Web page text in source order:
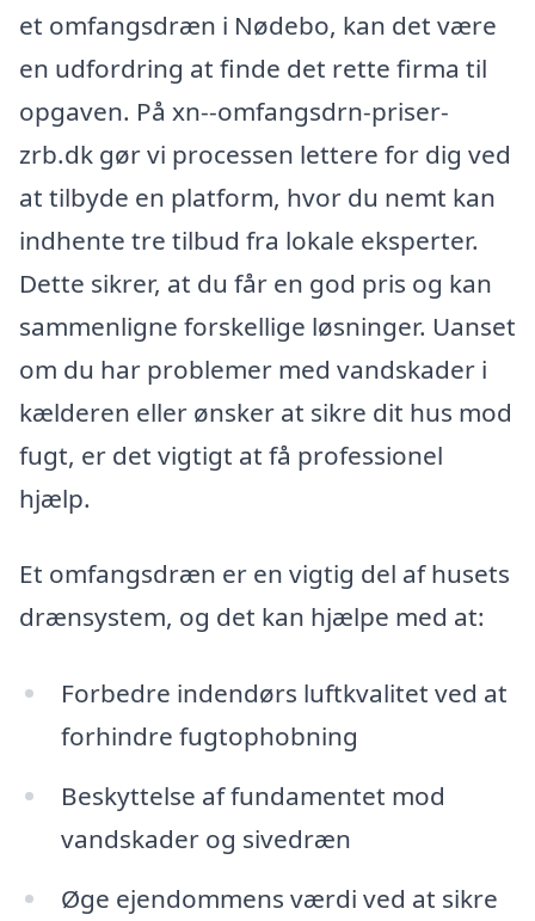
et omfangsdræn i Nødebo, kan det være
en udfordring at finde det rette firma til
opgaven. På xn--omfangsdrn-priser-
zrb.dk gør vi processen lettere for dig ved
at tilbyde en platform, hvor du nemt kan
indhente tre tilbud fra lokale eksperter.
Dette sikrer, at du får en god pris og kan
sammenligne forskellige løsninger. Uanset
om du har problemer med vandskader i
kælderen eller ønsker at sikre dit hus mod
fugt, er det vigtigt at få professionel
hjælp.
Et omfangsdræn er en vigtig del af husets
drænsystem, og det kan hjælpe med at:
Forbedre indendørs luftkvalitet ved at
forhindre fugtophobning
Beskyttelse af fundamentet mod
vandskader og sivedræn
Øge ejendommens værdi ved at sikre